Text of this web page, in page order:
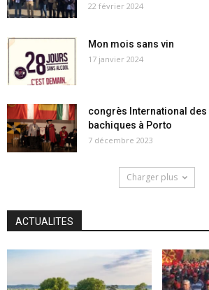
22 février 2024
Mon mois sans vin
17 janvier 2024
congrès International
bachiques à Porto
7 décembre 2023
Charger plus
ACTUALITES